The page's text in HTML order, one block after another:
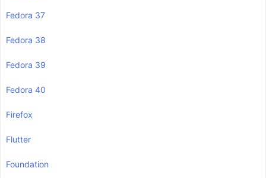
Fedora 37
Fedora 38
Fedora 39
Fedora 40
Firefox
Flutter
Foundation